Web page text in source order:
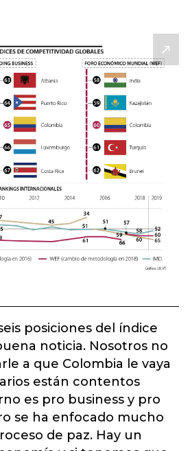
posiciones del índice
noticia. Nosotros no
a que Colombia le vaya
están contentos
es pro business y pro
se ha enfocado mucho
de paz. Hay un